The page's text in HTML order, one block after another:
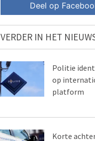
Deel op
VERDER IN HET
Politie
op
platform
Korte